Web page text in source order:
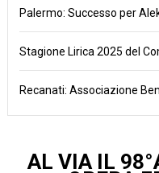
Palermo: Successo per
Stagione Lirica 2025 del
Recanati: Associazione
AL VIA IL